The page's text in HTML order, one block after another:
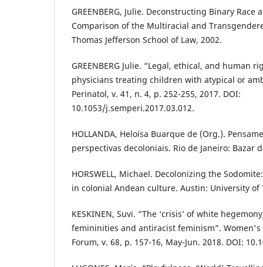
GREENBERG, Julie. Deconstructing Binary Race
Comparison of the Multiracial and
Thomas Jefferson School of Law, 2002.
GREENBERG Julie. “Legal, ethical, and human
physicians treating children with atypical or
Perinatol, v. 41, n. 4, p. 252-255, 2017. DOI:
10.1053/j.semperi.2017.03.012.
HOLLANDA, Heloísa Buarque de (Org.).
perspectivas decoloniais. Rio de Janeiro: Bazar
HORSWELL, Michael. Decolonizing the
in colonial Andean culture. Austin: University of
KESKINEN, Suvi. “The ‘crisis’ of white
femininities and antiracist feminism”.
Forum, v. 68, p. 157-16, May-Jun. 2018. DOI: